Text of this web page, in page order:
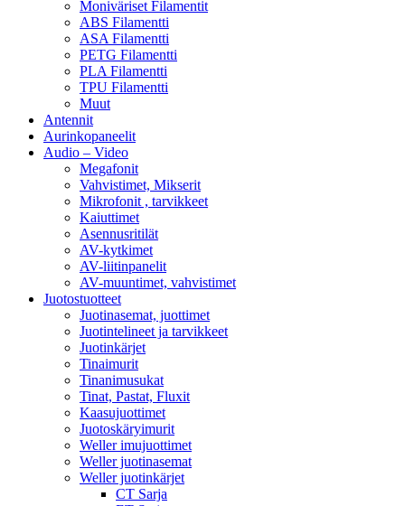
Moniväriset Filamentit
ABS Filamentti
ASA Filamentti
PETG Filamentti
PLA Filamentti
TPU Filamentti
Muut
Antennit
Aurinkopaneelit
Audio – Video
Megafonit
Vahvistimet, Mikserit
Mikrofonit , tarvikkeet
Kaiuttimet
Asennusritilät
AV-kytkimet
AV-liitinpanelit
AV-muuntimet, vahvistimet
Juotostuotteet
Juotinasemat, juottimet
Juotintelineet ja tarvikkeet
Juotinkärjet
Tinaimurit
Tinanimusukat
Tinat, Pastat, Fluxit
Kaasujuottimet
Juotoskäryimurit
Weller imujuottimet
Weller juotinasemat
Weller juotinkärjet
CT Sarja